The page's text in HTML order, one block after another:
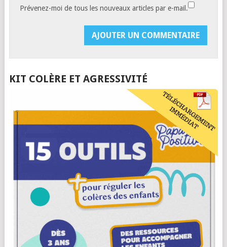
Prévenez-moi de tous les nouveaux articles par e-mail.
KIT COLÈRE ET AGRESSIVITÉ